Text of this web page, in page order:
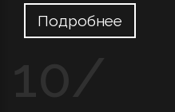
Подробнее